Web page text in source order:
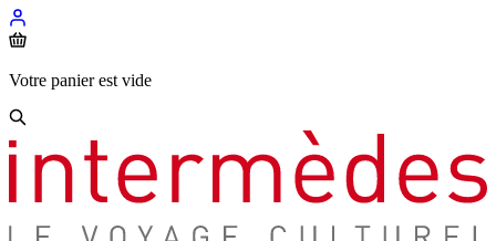
Votre panier est vide